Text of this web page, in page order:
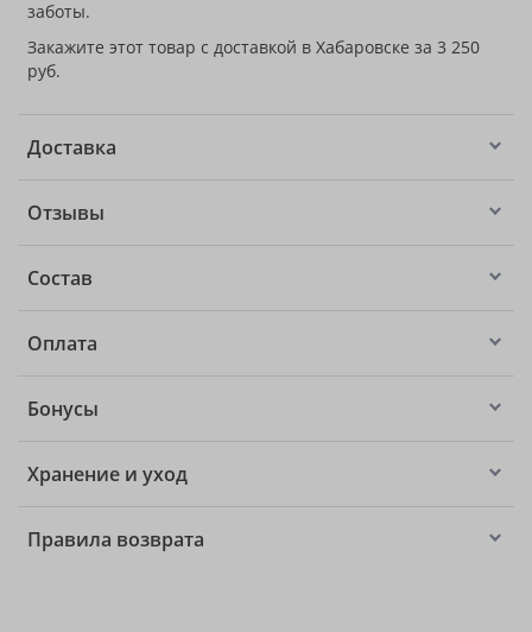
заботы.
Закажите этот товар с доставкой в Хабаровске за 3 250
руб.
Доставка
Отзывы
Состав
Оплата
Бонусы
Хранение и уход
Правила возврата